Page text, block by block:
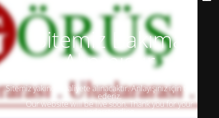
Sitemiz Bakıma
Alınmıştır
Sitemiz yakında faaliyete alınacaktır. Anlayışınız için teşekkür
ederiz.
Our website will be live soon. Thank you for your
understanding.